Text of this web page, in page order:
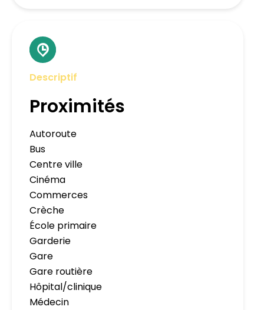
Descriptif
Proximités
Autoroute
Bus
Centre ville
Cinéma
Commerces
Crèche
École primaire
Garderie
Gare
Gare routière
Hôpital/clinique
Médecin